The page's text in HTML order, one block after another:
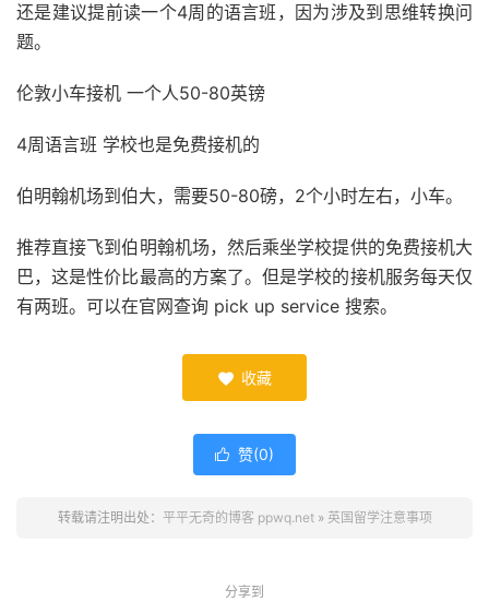
还是建议提前读一个4周的语言班，因为涉及到思维转换问
题。
伦敦小车接机 一个人50-80英镑
4周语言班 学校也是免费接机的
伯明翰机场到伯大，需要50-80磅，2个小时左右，小车。
推荐直接飞到伯明翰机场，然后乘坐学校提供的免费接机大
巴，这是性价比最高的方案了。但是学校的接机服务每天仅
有两班。可以在官网查询 pick up service 搜索。
 收藏
 赞(0)
转载请注明出处： 平平无奇的博客 ppwq.net» 英国留学注意事项
分享到